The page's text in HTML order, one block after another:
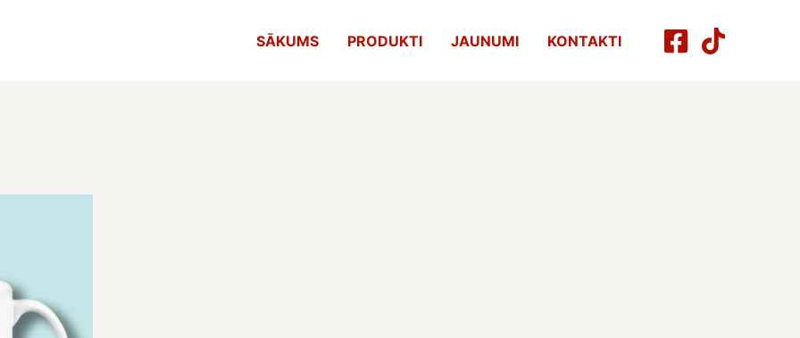
SĀKUMS PRODUKTI JAUNUMI KONTAKTI